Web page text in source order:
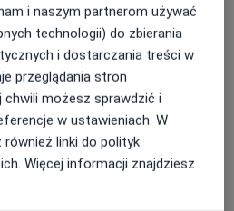
mapę
otwiera się w nowej karcie
umawiać wizyt przez
i naszym partnerom używać
technologii) do zbierania
i dostarczania treści w
przeglądania stron
chwili możesz sprawdzić i
w ustawieniach. W
linki do polityk
Więcej informacji znajdziesz